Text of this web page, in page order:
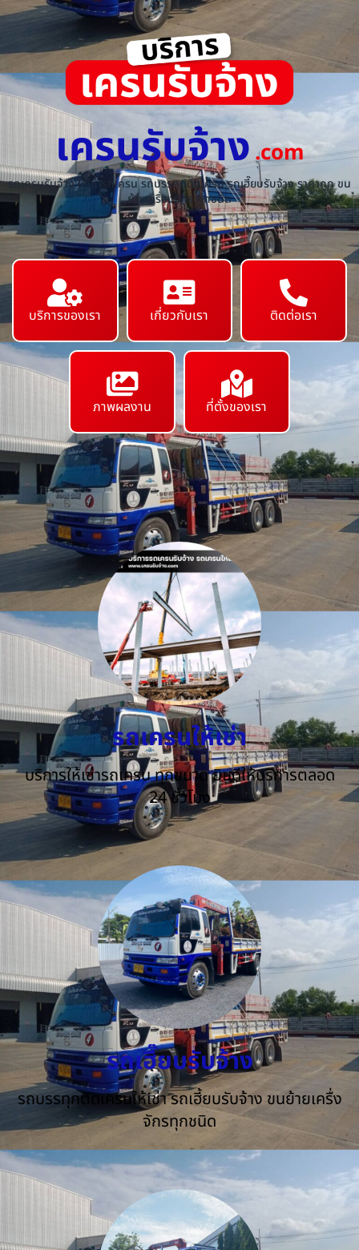
เครนรับจ้าง.com
รถเครนรับจ้าง ให้เช่ารถเครน รถบรรทุกติดเครน รถเฮี๊ยบรับจ้าง ราคาถูก ขน
ย้ายเครื่องจักร ทุกชนิด
บริการของเรา เกี่ยวกับเรา ติดต่อเรา
ภาพผลงาน ที่ตั้งของเรา
รถเครนให้เช่า
บริการให้เช่ารถเครน ทุกขนาด ยินดีให้บริการตลอด
24 ชั่วโมง
รถเฮี๊ยบรับจ้าง
รถบรรทุกติดเครนให้เช่า รถเฮี้ยบรับจ้าง ขนย้ายเครื่ง
จักรทุกชนิด